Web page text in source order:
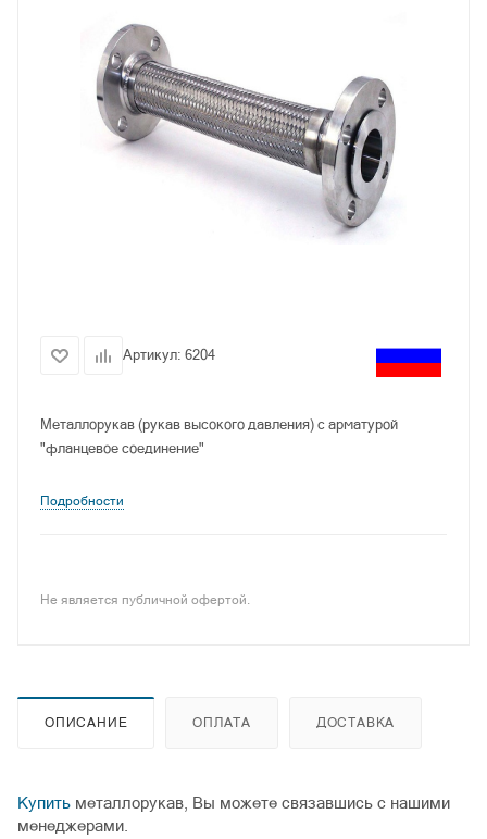
Артикул: 6204
Металлорукав (рукав высокого давления) с арматурой
"фланцевое соединение"
Подробности
Не является публичной офертой.
ОПИСАНИЕ ОПЛАТА ДОСТАВКА
Купить металлорукав, Вы можете связавшись с нашими
менеджерами.